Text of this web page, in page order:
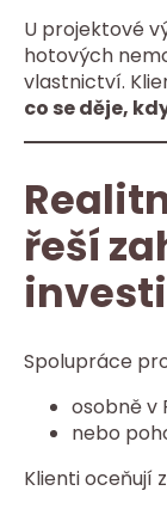
U projektové
hotových
vlastnictví.
co se děje,
řeší
Spolupráce
osobně v
nebo
Klienti oceňují